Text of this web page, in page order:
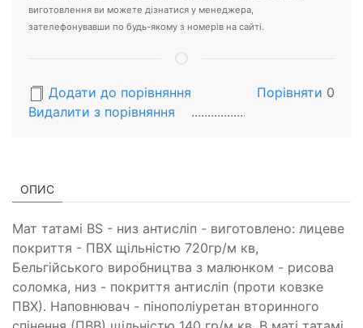
виготовлення ви можете дізнатися у менеджера,
зателефонувавши по будь-якому з номерів на сайті.
Додати до порівняння
Видалити з порiвняння
Порівняти 0
ОПИС
Мат татамі BS - низ антисліп - виготовлено: лицеве
покриття - ПВХ щільністю 720гр/м кв,
Бельгійського виробництва з малюнком - рисова
соломка, низ - покриття антисліп (проти ковзке
ПВХ). Наповнювач - пінополіуретан вторинного